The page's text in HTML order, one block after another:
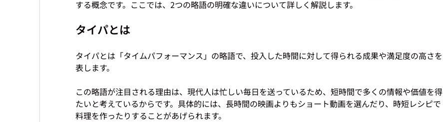
タイパとは
タイパとは「タイムパフォーマンス」の略語で、投入した時間に対して得られる成果や満足度の高さを
表します。
この略語が注目される理由は、現代人は忙しい毎日を送っているため、短時間で多くの情報や価値を得
たいと考えているからです。具体的には、長時間の映画よりもショート動画を選んだり、時短レシピで
料理を作ったりすることがあげられます。